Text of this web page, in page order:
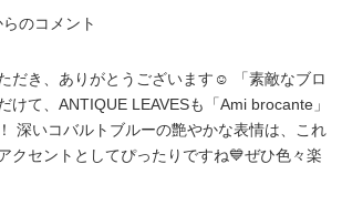
のコメント
だき、ありがとうございます☺️ 「素敵なブロ
けて、ANTIQUE LEAVESも「Ami brocante」
深いコバルトブルーの艶やかな表情は、これ
クセントとしてぴったりですね💙ぜひ色々楽